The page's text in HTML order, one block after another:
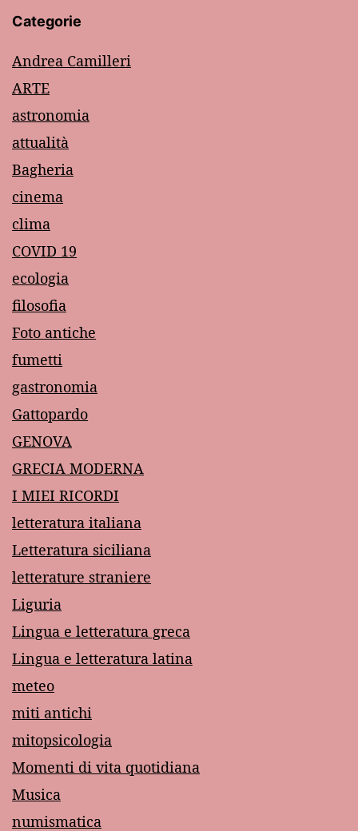
Categorie
Andrea Camilleri
ARTE
astronomia
attualità
Bagheria
cinema
clima
COVID 19
ecologia
filosofia
Foto antiche
fumetti
gastronomia
Gattopardo
GENOVA
GRECIA MODERNA
I MIEI RICORDI
letteratura italiana
Letteratura siciliana
letterature straniere
Liguria
Lingua e letteratura greca
Lingua e letteratura latina
meteo
miti antichi
mitopsicologia
Momenti di vita quotidiana
Musica
numismatica